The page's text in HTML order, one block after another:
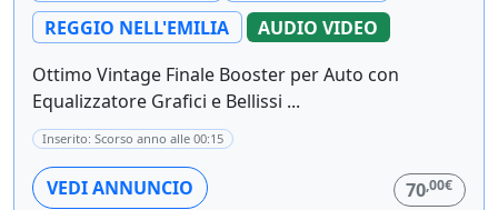
REGGIO NELL'EMILIA
AUDIO VIDEO
Ottimo Vintage Finale Booster per Auto con
Equalizzatore Grafici e Bellissi ...
Inserito: Scorso anno alle 00:15
VEDI ANNUNCIO 70,00€